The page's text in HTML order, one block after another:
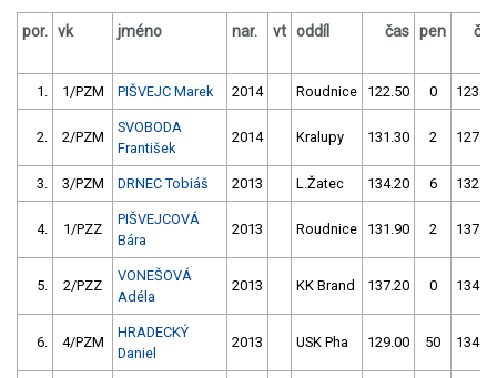
por. vk jméno nar. vt oddíl čas pen čas
1. 1/PZM PIŠVEJC Marek 2014 Roudnice 122.50 0 123.10
2. 2/PZM
SVOBODA
František
2014 Kralupy 131.30 2 127.90
3. 3/PZM DRNEC Tobiáš 2013 L.Žatec 134.20 6 132.80
4. 1/PZZ
PIŠVEJCOVÁ
Bára
2013 Roudnice 131.90 2 137.20
5. 2/PZZ
VONEŠOVÁ
Adéla
2013 KK Brand 137.20 0 134.40
6. 4/PZM
HRADECKÝ
Daniel
2013 USK Pha 129.00 50 134.70